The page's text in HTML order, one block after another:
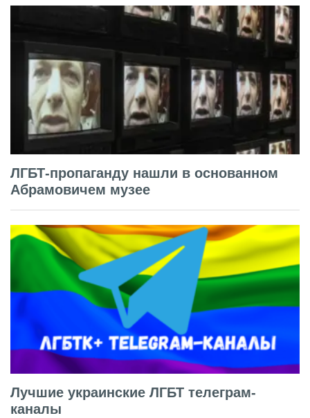
ЛГБТ-пропаганду нашли в основанном
Абрамовичем музее
Лучшие украинские ЛГБТ телеграм-
каналы